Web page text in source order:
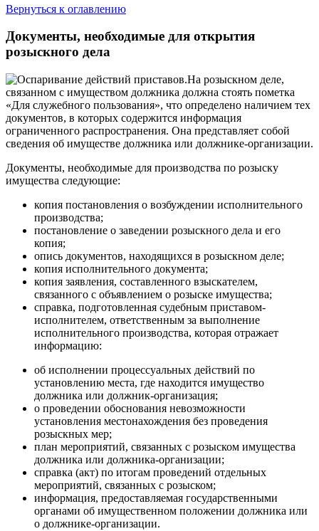
Вернуться к оглавлению
Документы, необходимые для открытия
розыскного дела
На розыскном деле,
связанном с имуществом должника должна стоять пометка
«Для служебного пользования», что определено наличием тех
документов, в которых содержится информация
ограниченного распространения. Она представляет собой
сведения об имуществе должника или должнике-организации.
Документы, необходимые для производства по розыску
имущества следующие:
копия постановления о возбуждении исполнительного
производства;
постановление о заведении розыскного дела и его
копия;
опись документов, находящихся в розыскном деле;
копия исполнительного документа;
копия заявления, составленного взыскателем,
связанного с объявлением о розыске имущества;
справка, подготовленная судебным приставом-
исполнителем, ответственным за выполнение
исполнительного производства, которая отражает
информацию:
об исполнении процессуальных действий по
установлению места, где находится имущество
должника или должник-организация;
о проведении обоснования невозможности
установления местонахождения без проведения
розыскных мер;
план мероприятий, связанных с розыском имущества
должника или должника-организации;
справка (акт) по итогам проведений отдельных
мероприятий, связанных с розыском;
информация, предоставляемая государственными
органами об имущественном положении должника или
о должнике-организации.